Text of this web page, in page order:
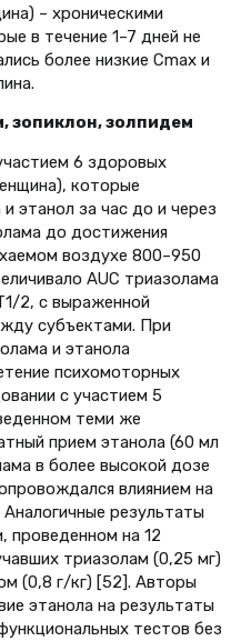
– хроническими
в течение 1–7 дней не
более низкие Cmax и
зопиклон, золпидем
6 здоровых
которые
этанол за час до и через
до достижения
воздухе 800–950
AUC триазолама
2, с выраженной
субъектами. При
и этанола
психомоторных
с участием 5
теми же
прием этанола (60 мл
в более высокой дозе
влиянием на
результаты
проведенном на 12
триазолам (0,25 мг)
(0,8 г/кг) [52]. Авторы
этанола на результаты
тестов без